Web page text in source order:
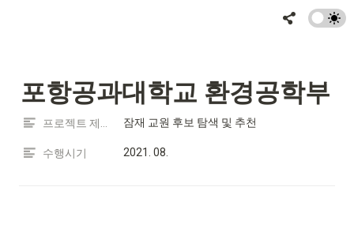
포항공과대학교 환경공학부
잠재 교원 후보 탐색 및 추천
수행시기 2021. 08.